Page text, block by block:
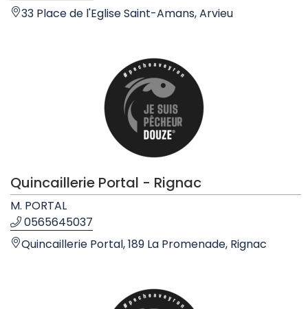
33 Place de l'Eglise Saint-Amans, Arvieu
Quincaillerie Portal - Rignac
M. PORTAL
0565645037
Quincaillerie Portal, 189 La Promenade, Rignac